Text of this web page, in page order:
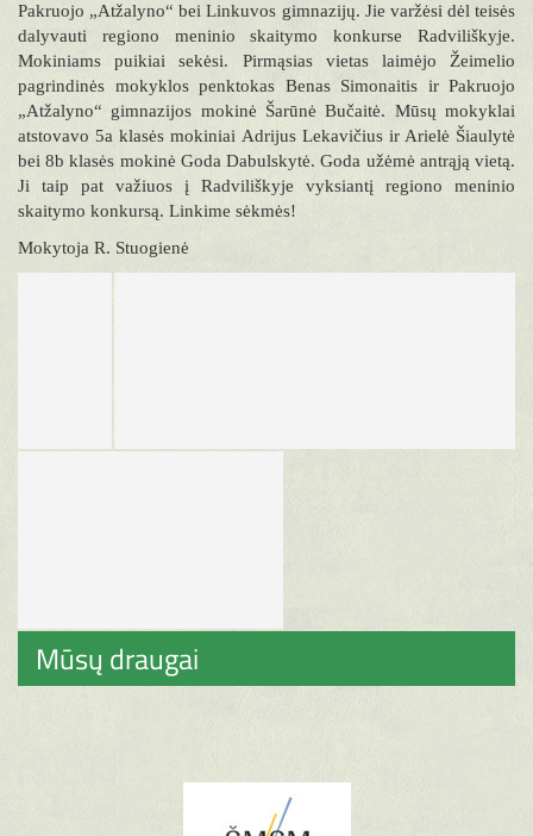
Pakruojo „Atžalyno“ bei Linkuvos gimnazijų. Jie varžėsi dėl teisės
dalyvauti regiono meninio skaitymo konkurse Radviliškyje.
Mokiniams puikiai sekėsi. Pirmąsias vietas laimėjo Žeimelio
pagrindinės mokyklos penktokas Benas Simonaitis ir Pakruojo
„Atžalyno“ gimnazijos mokinė Šarūnė Bučaitė. Mūsų mokyklai
atstovavo 5a klasės mokiniai Adrijus Lekavičius ir Arielė Šiaulytė
bei 8b klasės mokinė Goda Dabulskytė. Goda užėmė antrąją vietą.
Ji taip pat važiuos į Radviliškyje vyksiantį regiono meninio
skaitymo konkursą. Linkime sėkmės!
Mokytoja R. Stuogienė
Mūsų draugai